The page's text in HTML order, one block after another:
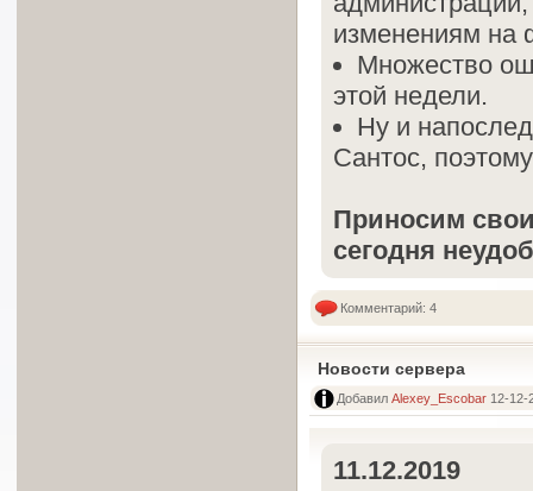
изменениям на
Множество
этой недели.
Ну и
Сантос,
Приносим
сегодня
Комментарий: 4
Новости сервера
Добавил Alexey_Escobar 12-12-
11.12.2019